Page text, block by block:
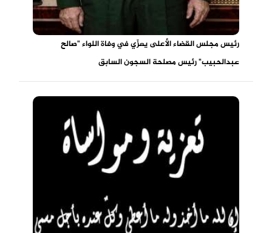
رئيس مجلس القضاء الأعلى يعزّي في وفاة اللواء "صالح
عبدالحبيب" رئيس مصلحة السجون السابق